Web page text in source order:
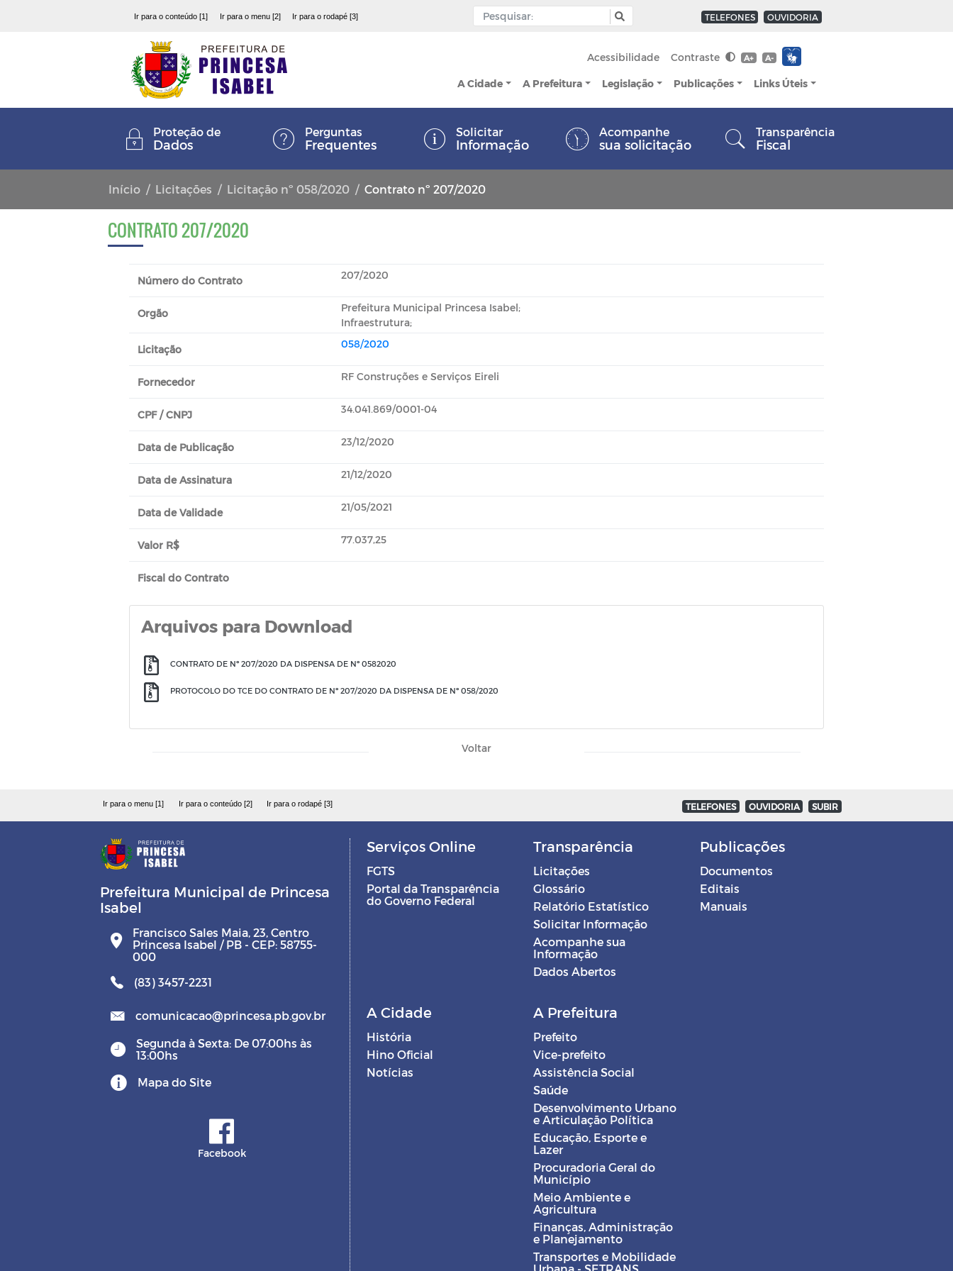
Ir para o conteúdo [1] Ir para o menu [2] Ir para o rodapé [3] TELEFONES OUVIDORIA
Acessibilidade Contraste A+ A-
A Cidade A Prefeitura Legislação Publicações Links Úteis
Proteção de
Dados
Perguntas
Frequentes
Solicitar
Informação
Acompanhe
sua solicitação
Transparência
Fiscal
Início Licitações Licitação nº 058/2020 Contrato nº 207/2020
CONTRATO 207/2020
Número do Contrato 207/2020
Orgão
Prefeitura Municipal Princesa Isabel;
Infraestrutura;
Licitação 058/2020
Fornecedor RF Construções e Serviços Eireli
CPF / CNPJ 34.041.869/0001-04
Data de Publicação 23/12/2020
Data de Assinatura 21/12/2020
Data de Validade 21/05/2021
Valor R$ 77.037,25
Fiscal do Contrato
Arquivos para Download
CONTRATO DE Nº 207/2020 DA DISPENSA DE Nº 0582020
PROTOCOLO DO TCE DO CONTRATO DE Nº 207/2020 DA DISPENSA DE Nº 058/2020
Voltar
Ir para o menu [1] Ir para o conteúdo [2] Ir para o rodapé [3] TELEFONES OUVIDORIA SUBIR
Prefeitura Municipal de Princesa
Isabel
Francisco Sales Maia, 23, Centro
Princesa Isabel / PB - CEP: 58755-
000
(83) 3457-2231
comunicacao@princesa.pb.gov.br
Segunda à Sexta: De 07:00hs às
13:00hs
Mapa do Site
Facebook
Serviços Online
FGTS
Portal da Transparência
do Governo Federal
Transparência
Licitações
Glossário
Relatório Estatístico
Solicitar Informação
Acompanhe sua
Informação
Dados Abertos
Publicações
Documentos
Editais
Manuais
A Cidade
História
Hino Oficial
Notícias
A Prefeitura
Prefeito
Vice-prefeito
Assistência Social
Saúde
Desenvolvimento Urbano
e Articulação Política
Educação, Esporte e
Lazer
Procuradoria Geral do
Município
Meio Ambiente e
Agricultura
Finanças, Administração
e Planejamento
Transportes e Mobilidade